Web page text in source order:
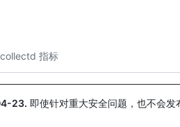
collectd 指标
23. 即使针对重大安全问题，也不会